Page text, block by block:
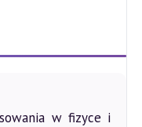
w fizyce i